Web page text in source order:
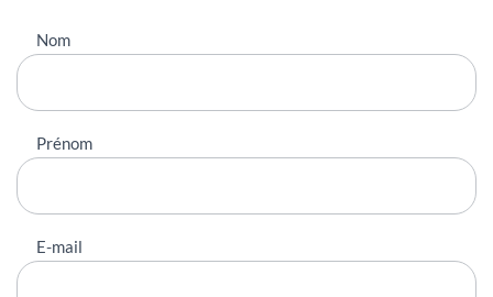
Nous
contacter
Nom
Prénom
E-mail